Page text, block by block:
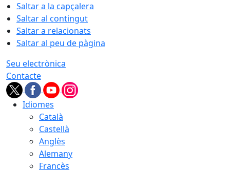
Saltar a la capçalera
Saltar al contingut
Saltar a relacionats
Saltar al peu de pàgina
Seu electrònica
Contacte
Idiomes
Català
Castellà
Anglès
Alemany
Francès